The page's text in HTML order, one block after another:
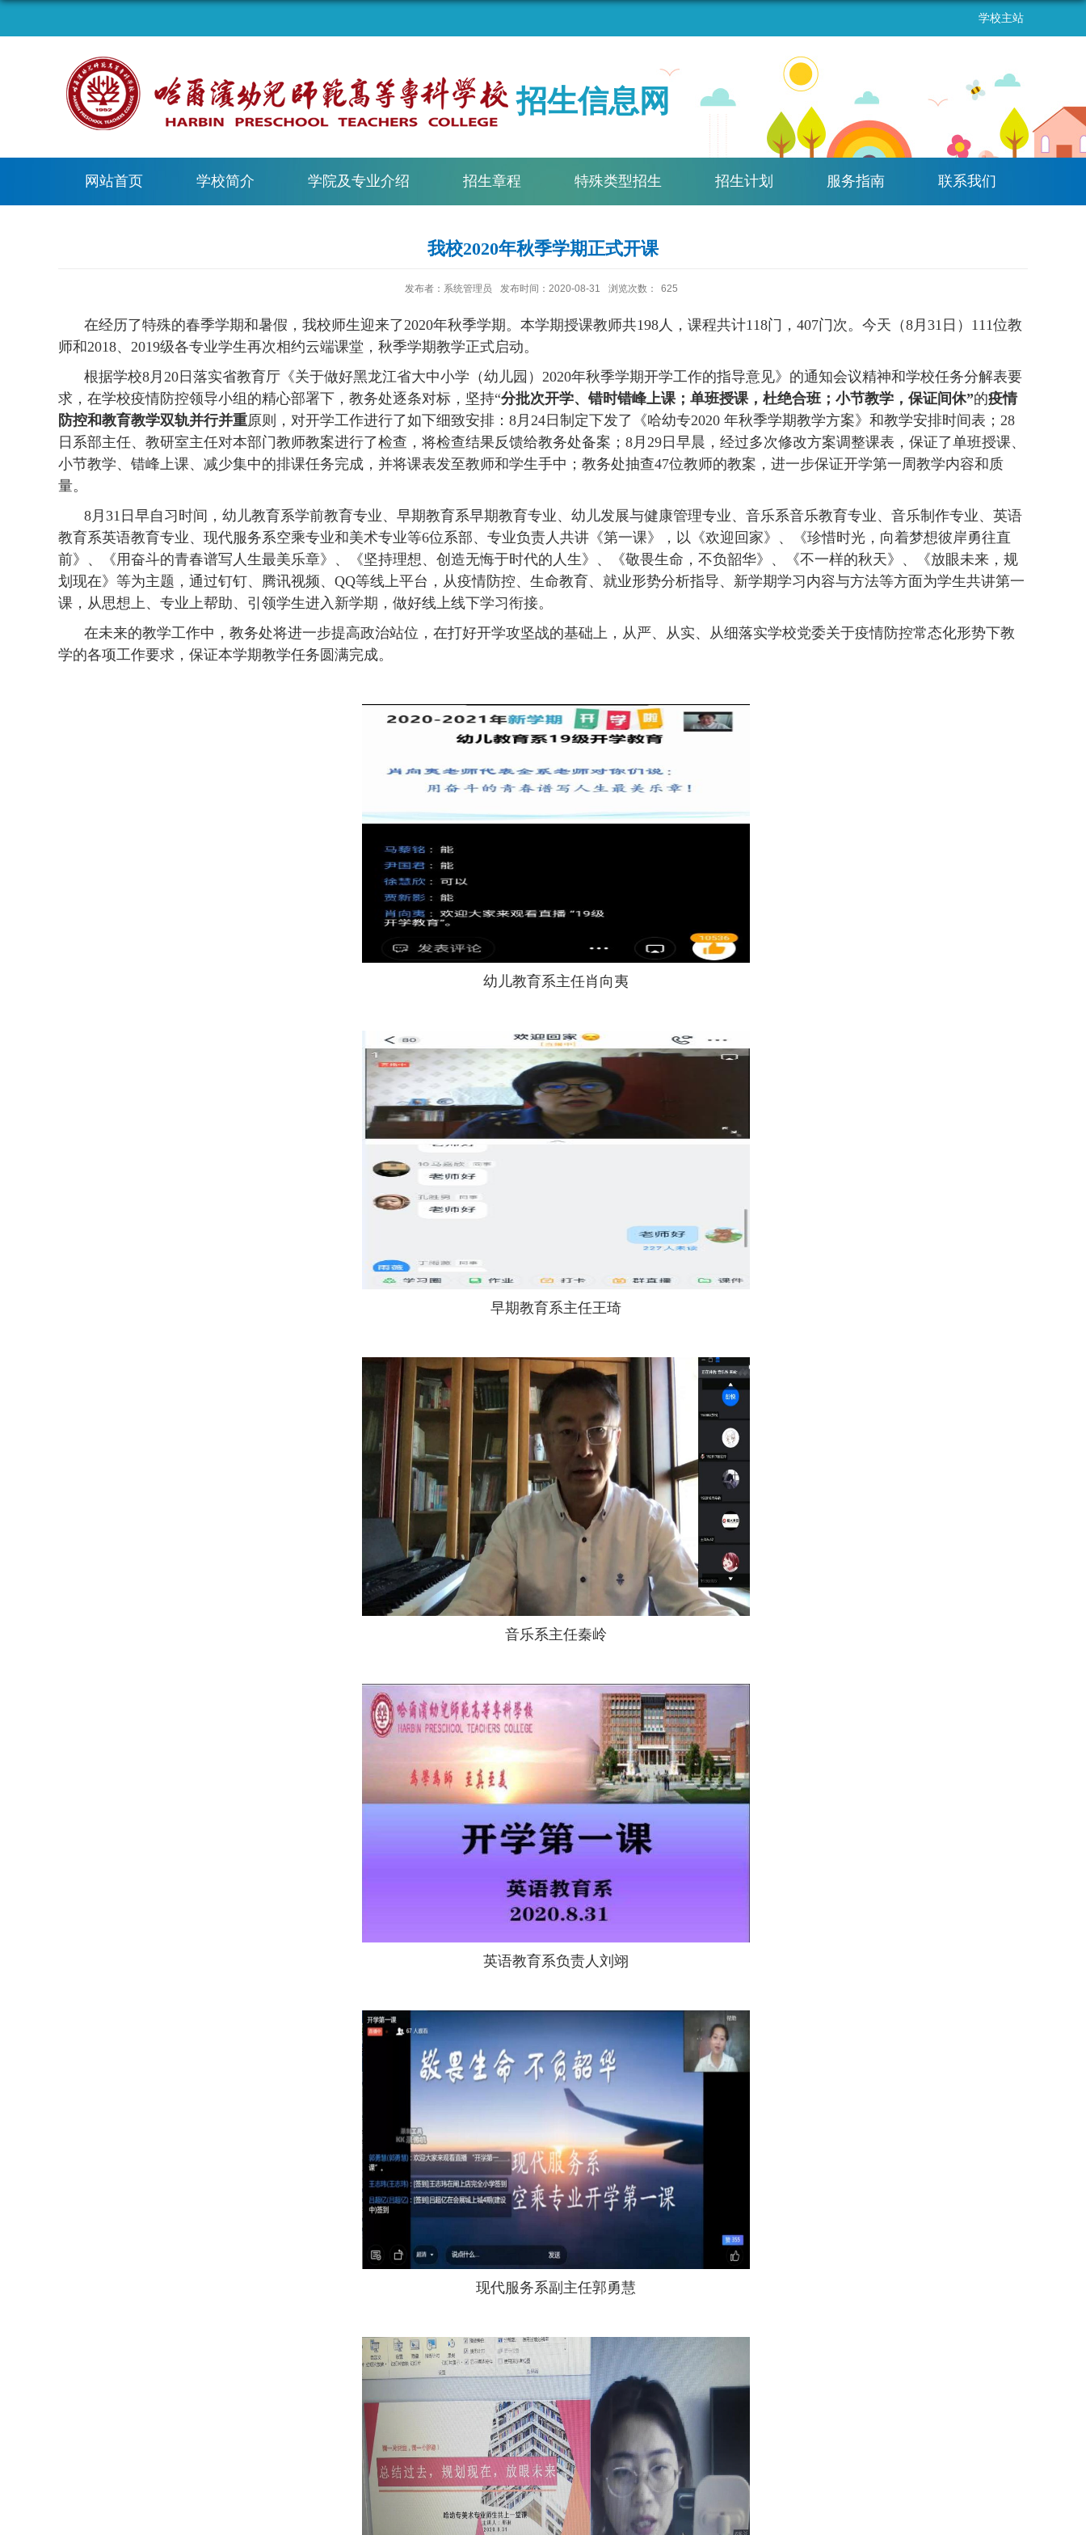
学校主站
招生信息网
网站首页 学校简介 学院及专业介绍 招生章程 特殊类型招生 招生计划 服务指南 联系我们
我校2020年秋季学期正式开课
发布者：系统管理员 发布时间：2020-08-31 浏览次数： 625
在经历了特殊的春季学期和暑假，我校师生迎来了2020年秋季学期。本学期授课教师共198人，课程共计118门， 407门次。今天（8月 31 日） 111位教
师和2018、 2019级各专业学生再次相约云端课堂，秋季学期教学正式启动。
根据学校8月 20 日落实省教育厅《关于做好黑龙江省大中小学（幼儿园） 2020年秋季学期开学工作的指导意见》的通知会议精神和学校任务分解表要
求，在学校疫情防控领导小组的精心部署下，教务处逐条对标，坚持“分批次开学、错时错峰上课；单班授课，杜绝合班；小节教学，保证间休”的疫情
防控和教育教学双轨并行并重原则，对开学工作进行了如下细致安排： 8月 24 日制定下发了《哈幼专2020 年秋季学期教学方案》和教学安排时间表； 28
日系部主任、教研室主任对本部门教师教案进行了检查，将检查结果反馈给教务处备案； 8月 29 日早晨，经过多次修改方案调整课表，保证了单班授课、
小节教学、错峰上课、减少集中的排课任务完成，并将课表发至教师和学生手中；教务处抽查47位教师的教案，进一步保证开学第一周教学内容和质
量。
8月 31 日早自习时间，幼儿教育系学前教育专业、早期教育系早期教育专业、幼儿发展与健康管理专业、音乐系音乐教育专业、音乐制作专业、英语
教育系英语教育专业、现代服务系空乘专业和美术专业等6位系部、专业负责人共讲《第一课》，以《欢迎回家》、《珍惜时光，向着梦想彼岸勇往直
前》、《用奋斗的青春谱写人生最美乐章》、《坚持理想、创造无悔于时代的人生》、《敬畏生命，不负韶华》、《不一样的秋天》、《放眼未来，规
划现在》等为主题，通过钉钉、腾讯视频、 QQ等线上平台，从疫情防控、生命教育、就业形势分析指导、新学期学习内容与方法等方面为学生共讲第一
课，从思想上、专业上帮助、引领学生进入新学期，做好线上线下学习衔接。
在未来的教学工作中，教务处将进一步提高政治站位，在打好开学攻坚战的基础上，从严、从实、从细落实学校党委关于疫情防控常态化形势下教
学的各项工作要求，保证本学期教学任务圆满完成。
幼儿教育系主任肖向夷
早期教育系主任王琦
音乐系主任秦岭
英语教育系负责人刘翊
现代服务系副主任郭勇慧